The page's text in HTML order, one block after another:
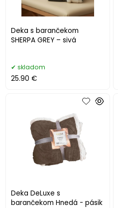
Deka s barančekom
SHERPA GREY – sivá
skladom
25.90 €
Deka DeLuxe s
barančekom Hnedá - pásik